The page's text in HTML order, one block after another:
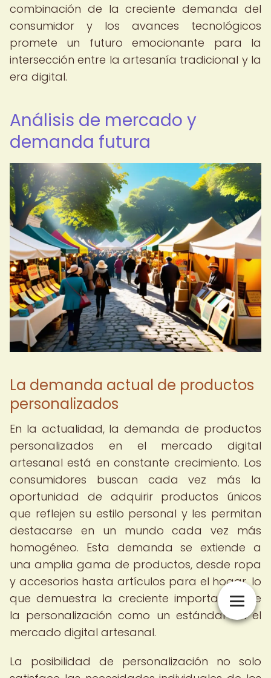
combinación de la creciente demanda del
consumidor y los avances tecnológicos
promete un futuro emocionante para la
intersección entre la artesanía tradicional y la
era digital.
Análisis de mercado y
demanda futura
La demanda actual de productos
personalizados
En la actualidad, la demanda de productos
personalizados en el mercado digital
artesanal está en constante crecimiento. Los
consumidores buscan cada vez más la
oportunidad de adquirir productos únicos
que reflejen su estilo personal y les permitan
destacarse en un mundo cada vez más
homogéneo. Esta demanda se extiende a
una amplia gama de productos, desde ropa
y accesorios hasta artículos para el hogar, lo
que demuestra la creciente importancia de
la personalización como un estándar en el
mercado digital artesanal.
La posibilidad de personalización no solo